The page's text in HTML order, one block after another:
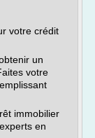
votre crédit
un
votre
immobilier
en